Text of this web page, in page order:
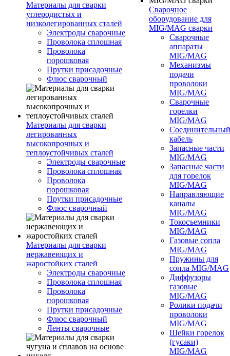
Материалы для сварки
углеродистых и
низколегированных сталей
Электроды сварочные
Проволока сплошная
Проволока
порошковая
Прутки присадочные
Флюс сварочный
Материалы для сварки
легированных
высокопрочных и
теплоустойчивых сталей
Электроды сварочные
Проволока сплошная
Проволока
порошковая
Прутки присадочные
Флюс сварочный
Материалы для сварки
нержавеющих и
жаростойких сталей
Электроды сварочные
Проволока сплошная
Проволока
порошковая
Прутки присадочные
Флюс сварочный
Ленты сварочные
Сварочное
оборудование для
MIG/MAG сварки
Сварочные
аппараты
MIG/MAG
Механизмы
подачи
проволоки
MIG/MAG
Сварочные
горелки
MIG/MAG
Соединительный
кабель
Запасные части
MIG/MAG
Запасные части
для горелок
MIG/MAG
Направляющие
каналы
MIG/MAG
Токосъемники
MIG/MAG
Газовые сопла
MIG/MAG
Пружины для
сопла MIG/MAG
Диффузоры
газовые
MIG/MAG
Ролики подачи
проволоки
MIG/MAG
Шейки горелок
(гусаки)
MIG/MAG